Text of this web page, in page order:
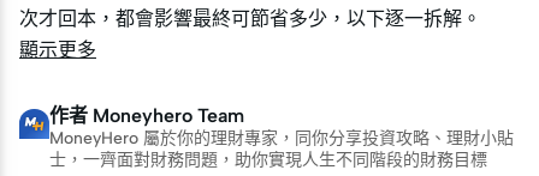
次才回本，都會影響最終可節省多少，以下逐一拆解。
次才回本，都會影響最終可節省多少，以下逐一拆解。
顯示更多
作者 Moneyhero Team
MoneyHero 屬於你的理財專家，同你分享投資攻略、理財小貼
士，一齊面對財務問題，助你實現人生不同階段的財務目標